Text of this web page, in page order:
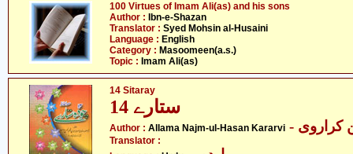
100 Virtues of Imam Ali(as) and his sons
Author :
Ibn-e-Shazan
Translator : Syed Mohsin al-Husaini
Language : English
Category : Masoomeen(a.s.)
Topic : Imam Ali(as)
14 Sitaray
14 ستارے
Author : Allama Najm-ul-Hasan Kararvi کراروی
Translator :